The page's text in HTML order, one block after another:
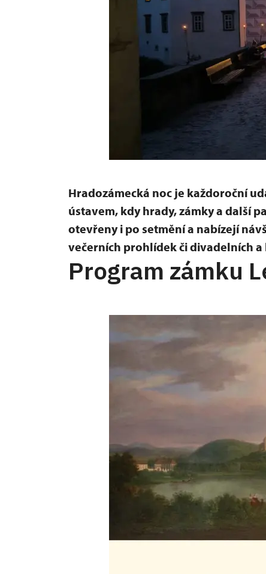
Hradozámecká noc je každoroční
ústavem, kdy hrady, zámky a další
otevřeny i po setmění a nabízejí
večerních prohlídek či divadelních
Program zámku